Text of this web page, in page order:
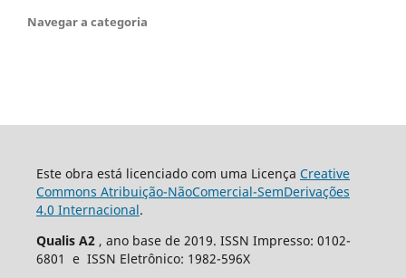
Navegar a categoria
Este obra está licenciado com uma Licença Creative
Commons Atribuição-NãoComercial-SemDerivações
4.0 Internacional.
Qualis A2 , ano base de 2019. ISSN Impresso: 0102-
6801 e ISSN Eletrônico: 1982-596X